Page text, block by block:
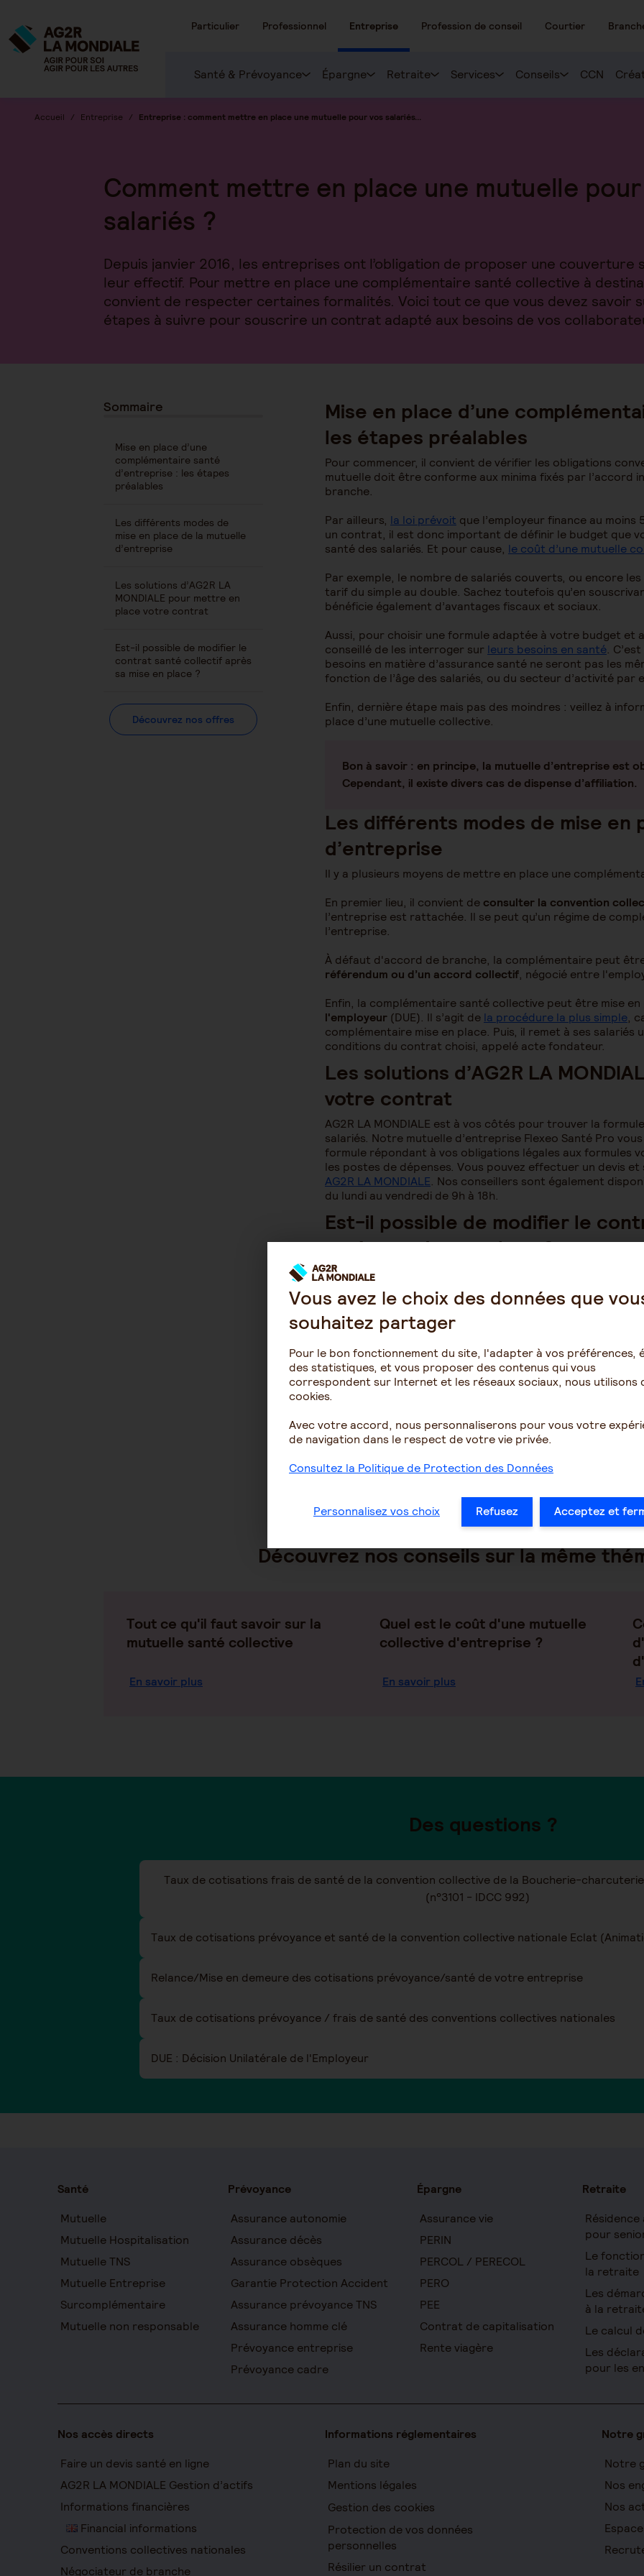
Particulier Professionnel Entreprise Profession de conseil Courtier
Santé & Prévoyance Épargne Retraite Services Conseils CCN
Accueil Entreprise Entreprise : comment mettre en place une mutuelle pour vos salariés...
Comment mettre en place une mutuelle
salariés ?
Depuis janvier 2016, les entreprises ont l’obligation de proposer une couverture
leur effectif. Pour mettre en place une complémentaire santé collective à
convient de respecter certaines formalités. Voici tout ce que vous devez savoir
étapes à suivre pour souscrire un contrat adapté aux besoins de vos
Sommaire
Mise en place d’une
complémentaire santé
d’entreprise : les étapes
préalables
Les différents modes de
mise en place de la mutuelle
d’entreprise
Les solutions d’AG2R LA
MONDIALE pour mettre en
place votre contrat
Est-il possible de modifier le
contrat santé collectif après
sa mise en place ?
Découvrez nos offres
Mise en place d’une
les étapes préalables
Pour commencer, il convient de vérifier les obligations
mutuelle doit être conforme aux minima fixés par l’accord
branche.
Par ailleurs, la loi prévoit que l’employeur finance au
un contrat, il est donc important de définir le budget que
santé des salariés. Et pour cause, le coût d’une mutuelle
Par exemple, le nombre de salariés couverts, ou encore
tarif du simple au double. Sachez toutefois qu’en
bénéficie également d’avantages fiscaux et sociaux.
Aussi, pour choisir une formule adaptée à votre budget et
conseillé de les interroger sur leurs besoins en santé.
besoins en matière d’assurance santé ne seront pas les
fonction de l’âge des salariés, ou du secteur d’activité par
Enfin, dernière étape mais pas des moindres : veillez à
place d’une mutuelle collective.
Bon à savoir : en principe, la mutuelle d’entreprise est
Cependant, il existe divers cas de dispense d’affiliation.
Les différents modes de mise en
d’entreprise
Il y a plusieurs moyens de mettre en place une
En premier lieu, il convient de consulter la convention
l’entreprise est rattachée. Il se peut qu’un régime de
l’entreprise.
À défaut d'accord de branche, la complémentaire peut
référendum ou d’un accord collectif, négocié entre
Enfin, la complémentaire santé collective peut être mise
l'employeur (DUE). Il s’agit de la procédure la plus simple,
complémentaire mise en place. Puis, il remet à ses
conditions du contrat choisi, appelé acte fondateur.
Les solutions d’AG2R LA
votre contrat
AG2R LA MONDIALE est à vos côtés pour trouver la
salariés. Notre mutuelle d’entreprise Flexeo Santé Pro
formule répondant à vos obligations légales aux formules
les postes de dépenses. Vous pouvez effectuer un devis
AG2R LA MONDIALE. Nos conseillers sont également
du lundi au vendredi de 9h à 18h.
Est-il possible de modifier le
après sa mise en place ?
Si les garanties de votre mutuelle ou complémentaire
besoins, il est possible de modifier votre contrat.
changementvarie selon le mode de mise en place de la
-Si la mutuelle a été mise en place par DUE
, il est possible
-Si la mutuelle a été mise en place par référendum, la
accord collectif.
Enfin, si la mutuelle a été mise en place par accord collectif
En savoir plus :
(PDF - 717 Ko)
Découvrez nos conseils sur la même
Tout ce qu'il faut savoir sur la
mutuelle santé collective
En savoir plus
Quel est le coût d'une mutuelle
collective d'entreprise ?
En savoir plus
Des questions ?
Taux de cotisations frais de santé de la convention collective de la Boucherie-
(n°3101 - IDCC 992)
Relance/Mise en demeure des cotisations prévoyance/santé de votre entreprise
Taux de cotisations prévoyance / frais de santé des conventions collectives nationales
DUE : Décision Unilatérale de l'Employeur
Santé
Mutuelle
Mutuelle Hospitalisation
Mutuelle TNS
Mutuelle Entreprise
Surcomplémentaire
Mutuelle non responsable
Prévoyance
Assurance autonomie
Assurance décès
Assurance obsèques
Garantie Protection Accident
Assurance prévoyance TNS
Assurance homme clé
Prévoyance entreprise
Prévoyance cadre
Épargne
Assurance vie
PERIN
PERCOL / PERECOL
PERO
PEE
Contrat de capitalisation
Rente viagère
Retraite
pour
Le
la retraite
Les
à la
Le calcul
Les
pour les
Nos accès directs
Faire un devis santé en ligne
AG2R LA MONDIALE Gestion d’actifs
Informations financières
Financial informations
Conventions collectives nationales
Négociateur de branche
Informations réglementaires
Plan du site
Mentions légales
Gestion des cookies
Protection de vos données
personnelles
Résilier un contrat
Notre
Notre
Nos
Nos
Vous avez le choix des données que
souhaitez partager
Pour le bon fonctionnement du site, l'adapter à vos préférences,
des statistiques, et vous proposer des contenus qui vous
correspondent sur Internet et les réseaux sociaux, nous utilisons
cookies.
Avec votre accord, nous personnaliserons pour vous votre
de navigation dans le respect de votre vie privée.
Consultez la Politique de Protection des Données
Personnalisez vos choix Refusez Acceptez et